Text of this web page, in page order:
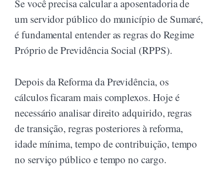
Se você precisa calcular a aposentadoria de
um servidor público do município de Sumaré,
é fundamental entender as regras do Regime
Próprio de Previdência Social (RPPS).
Depois da Reforma da Previdência, os
cálculos ficaram mais complexos. Hoje é
necessário analisar direito adquirido, regras
de transição, regras posteriores à reforma,
idade mínima, tempo de contribuição, tempo
no serviço público e tempo no cargo.